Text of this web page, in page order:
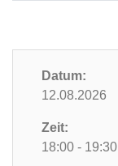
Datum:
12.08.2026
Zeit:
18:00 - 19:30